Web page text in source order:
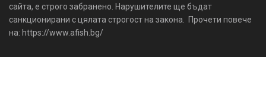
сайта, е строго забранено. Нарушителите ще бъдат
санкционирани с цялата строгост на закона. Прочети повече
на: https://www.afish.bg/